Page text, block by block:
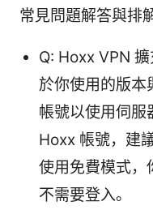
常見問題解答與排
Q: Hoxx VPN
於你使用的版本
帳號以使用伺服
Hoxx 帳號，建
使用免費模式，
不需要登入。